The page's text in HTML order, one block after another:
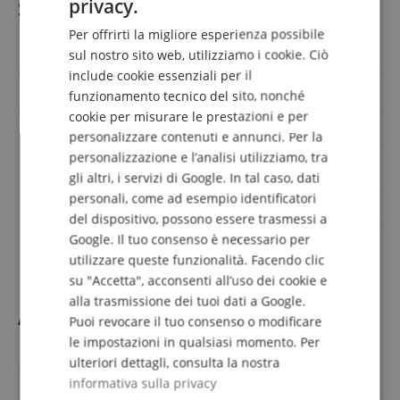
Specificazione
Codice articolo 00056967
Ottone doro
Materiale Ottone
Strumento Trombone basso
Costruzione del trombone trombone a scorrimento
anche per bambini No
Accessori
si adatta esattamente
ITALIAN
SPANISH
privacy.
Per offrirti la migliore esperienza possibile
sul nostro sito web, utilizziamo i cookie. Ciò
include cookie essenziali per il
funzionamento tecnico del sito, nonché
cookie per misurare le prestazioni e per
personalizzare contenuti e annunci. Per la
personalizzazione e l’analisi utilizziamo, tra
gli altri, i servizi di Google. In tal caso, dati
personali, come ad esempio identificatori
del dispositivo, possono essere trasmessi a
Google. Il tuo consenso è necessario per
utilizzare queste funzionalità. Facendo clic
su "Accetta", acconsenti all’uso dei cookie e
alla trasmissione dei tuoi dati a Google.
Puoi revocare il tuo consenso o modificare
le impostazioni in qualsiasi momento. Per
ulteriori dettagli, consulta la nostra
informativa sulla privacy